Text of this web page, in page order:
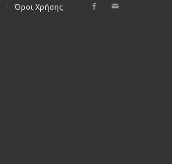
Όροι Χρήσης